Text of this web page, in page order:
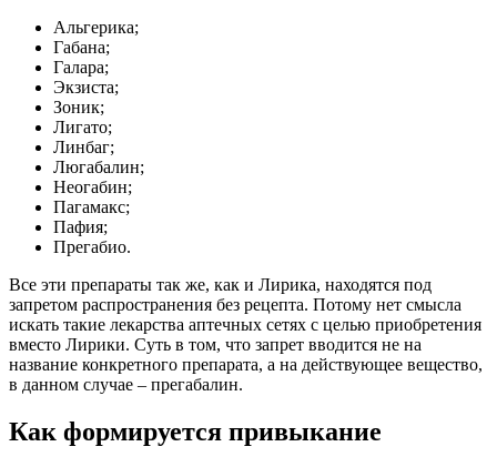
Альгерика;
Габана;
Галара;
Экзиста;
Зоник;
Лигато;
Линбаг;
Люгабалин;
Неогабин;
Пагамакс;
Пафия;
Прегабио.
Все эти препараты так же, как и Лирика, находятся под
запретом распространения без рецепта. Потому нет смысла
искать такие лекарства аптечных сетях с целью приобретения
вместо Лирики. Суть в том, что запрет вводится не на
название конкретного препарата, а на действующее вещество,
в данном случае – прегабалин.
Как формируется привыкание